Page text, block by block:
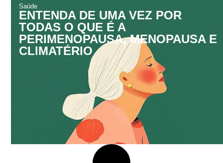
Saúde
ENTENDA DE UMA VEZ POR
TODAS O QUE É A
PERIMENOPAUSA, MENOPAUSA E
CLIMATÉRIO